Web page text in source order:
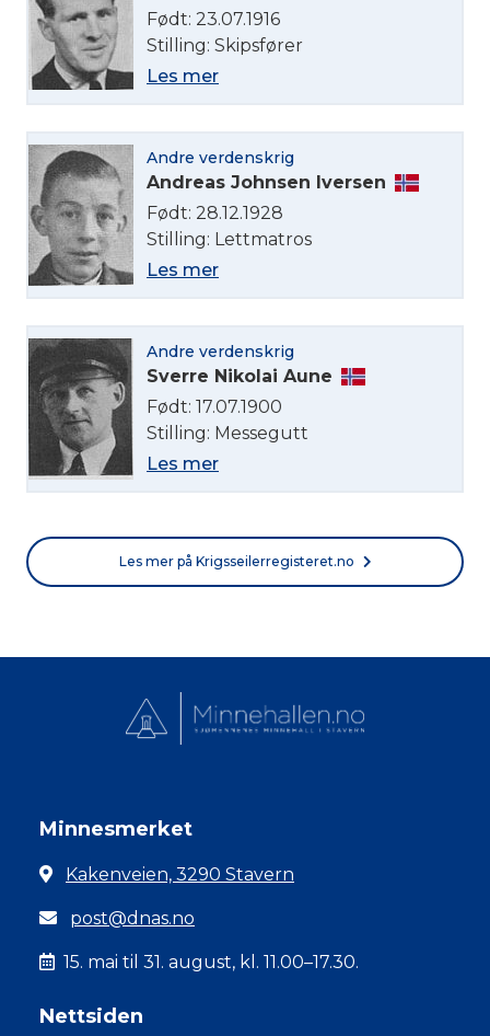
Født: 23.07.1916
Stilling: Skipsfører
Les mer
Andre verdenskrig
Andreas Johnsen Iversen
Født: 28.12.1928
Stilling: Lettmatros
Les mer
Andre verdenskrig
Sverre Nikolai Aune
Født: 17.07.1900
Stilling: Messegutt
Les mer
Les mer på Krigsseilerregisteret.no
Minnesmerket
Kakenveien, 3290 Stavern
post@dnas.no
15. mai til 31. august, kl. 11.00–17.30.
Nettsiden